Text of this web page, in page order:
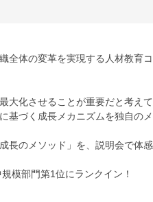
全体の変革を実現する人材教育
大化させることが重要だと考えて
基づく成長メカニズムを独自の
長のメソッド」を、説明会で体
模部門第1位にランクイン！